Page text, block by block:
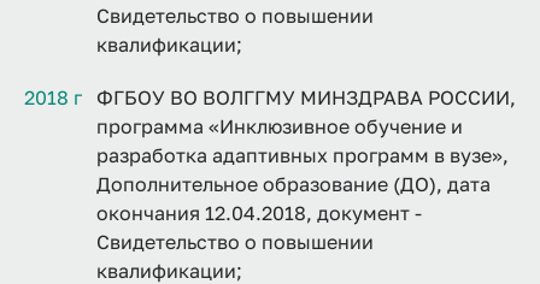
Свидетельство о повышении
квалификации;
2018 г
ФГБОУ ВО ВОЛГГМУ МИНЗДРАВА РОССИИ,
программа «Инклюзивное обучение и
разработка адаптивных программ в вузе»,
Дополнительное образование (ДО), дата
окончания 12.04.2018, документ -
Свидетельство о повышении
квалификации;